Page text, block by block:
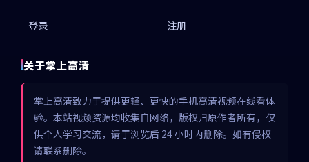
登录 注册
关于掌上高清
掌上高清致力于提供更轻、更快的手机高清视频在线看体
验。本站视频资源均收集自网络，版权归原作者所有，仅
供个人学习交流，请于浏览后 24 小时内删除。如有侵权
请联系删除。